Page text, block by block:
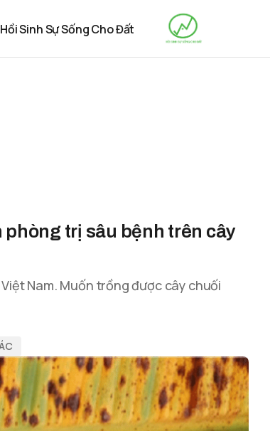
Hồi Sinh Sự Sống Cho Đất
trị sâu bệnh trên cây
Nam. Muốn trồng được cây chuối